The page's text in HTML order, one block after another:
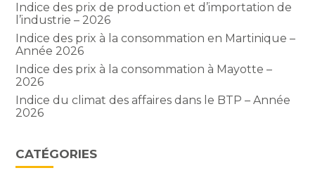
Indice des prix de production et d’importation de
l’industrie – 2026
Indice des prix à la consommation en Martinique –
Année 2026
Indice des prix à la consommation à Mayotte –
2026
Indice du climat des affaires dans le BTP – Année
2026
CATÉGORIES